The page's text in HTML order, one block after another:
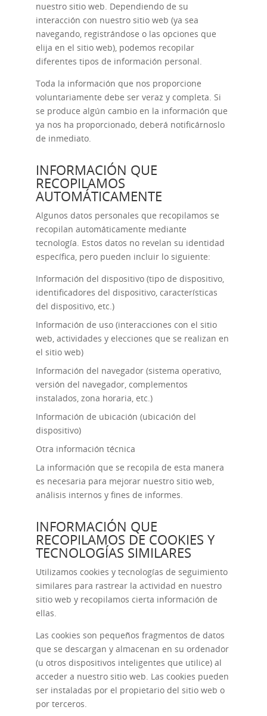
nuestro sitio web. Dependiendo de su
interacción con nuestro sitio web (ya sea
navegando, registrándose o las opciones que
elija en el sitio web), podemos recopilar
diferentes tipos de información personal.
Toda la información que nos proporcione
voluntariamente debe ser veraz y completa. Si
se produce algún cambio en la información que
ya nos ha proporcionado, deberá notificárnoslo
de inmediato.
INFORMACIÓN QUE
RECOPILAMOS
AUTOMÁTICAMENTE
Algunos datos personales que recopilamos se
recopilan automáticamente mediante
tecnología. Estos datos no revelan su identidad
específica, pero pueden incluir lo siguiente:
Información del dispositivo (tipo de dispositivo,
identificadores del dispositivo, características
del dispositivo, etc.)
Información de uso (interacciones con el sitio
web, actividades y elecciones que se realizan en
el sitio web)
Información del navegador (sistema operativo,
versión del navegador, complementos
instalados, zona horaria, etc.)
Información de ubicación (ubicación del
dispositivo)
Otra información técnica
La información que se recopila de esta manera
es necesaria para mejorar nuestro sitio web,
análisis internos y fines de informes.
INFORMACIÓN QUE
RECOPILAMOS DE COOKIES Y
TECNOLOGÍAS SIMILARES
Utilizamos cookies y tecnologías de seguimiento
similares para rastrear la actividad en nuestro
sitio web y recopilamos cierta información de
ellas.
Las cookies son pequeños fragmentos de datos
que se descargan y almacenan en su ordenador
(u otros dispositivos inteligentes que utilice) al
acceder a nuestro sitio web. Las cookies pueden
ser instaladas por el propietario del sitio web o
por terceros.